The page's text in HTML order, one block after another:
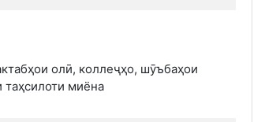
олӣ, коллеҷҳо, шӯъбаҳои
таҳсилоти миёна